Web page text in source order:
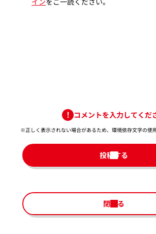
コメントを入力してくだ
※正しく表示されない場合があるため、環境依存文字の使
投稿する
閉じる